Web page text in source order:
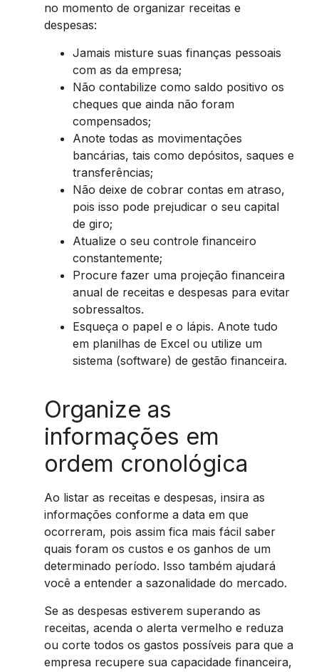
no momento de organizar receitas e
despesas:
Jamais misture suas finanças pessoais
com as da empresa;
Não contabilize como saldo positivo os
cheques que ainda não foram
compensados;
Anote todas as movimentações
bancárias, tais como depósitos, saques e
transferências;
Não deixe de cobrar contas em atraso,
pois isso pode prejudicar o seu capital
de giro;
Atualize o seu controle financeiro
constantemente;
Procure fazer uma projeção financeira
anual de receitas e despesas para evitar
sobressaltos.
Esqueça o papel e o lápis. Anote tudo
em planilhas de Excel ou utilize um
sistema (software) de gestão financeira.
Organize as
informações em
ordem cronológica
Ao listar as receitas e despesas, insira as
informações conforme a data em que
ocorreram, pois assim fica mais fácil saber
quais foram os custos e os ganhos de um
determinado período. Isso também ajudará
você a entender a sazonalidade do mercado.
Se as despesas estiverem superando as
receitas, acenda o alerta vermelho e reduza
ou corte todos os gastos possíveis para que a
empresa recupere sua capacidade financeira,